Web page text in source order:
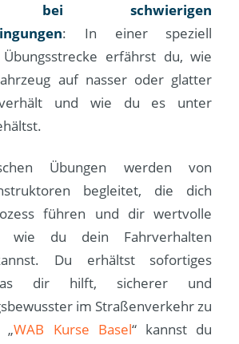
bei schwierigen
: In einer speziell
Übungsstrecke erfährst du, wie
auf nasser oder glatter
verhält und wie du es unter
Übungen werden von
begleitet, die dich
führen und dir wertvolle
wie du dein Fahrverhalten
Du erhältst sofortiges
dir hilft, sicherer und
im Straßenverkehr zu
„WAB Kurse Basel“ kannst du